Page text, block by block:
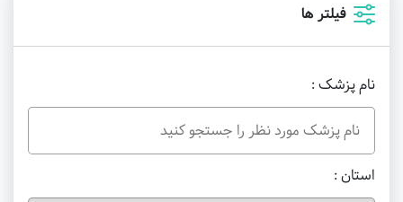
فیلتر ها
نام پزشک :
استان :